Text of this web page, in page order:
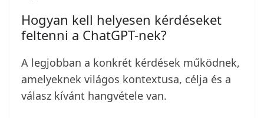
Hogyan kell helyesen kérdéseket
feltenni a ChatGPT-nek?
A legjobban a konkrét kérdések működnek,
amelyeknek világos kontextusa, célja és a
válasz kívánt hangvétele van.